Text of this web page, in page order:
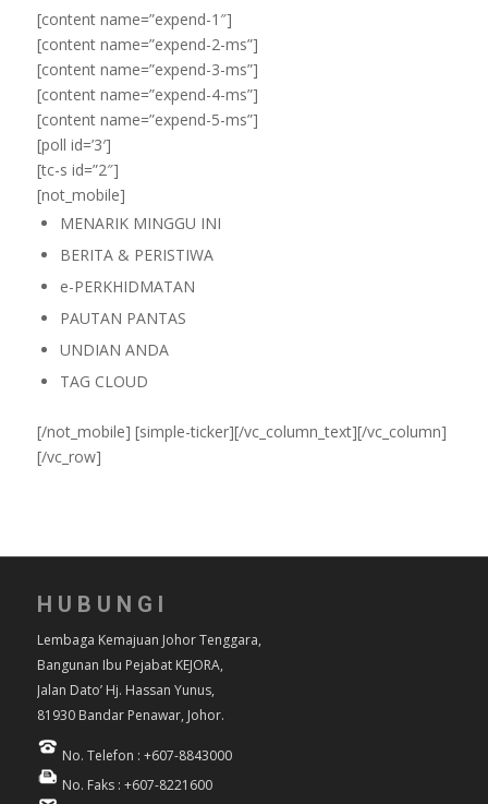
[content name=”expend-1″]
[content name=”expend-2-ms”]
[content name=”expend-3-ms”]
[content name=”expend-4-ms”]
[content name=”expend-5-ms”]
[poll id=’3′]
[tc-s id=”2″]
[not_mobile]
MENARIK MINGGU INI
BERITA & PERISTIWA
e-PERKHIDMATAN
PAUTAN PANTAS
UNDIAN ANDA
TAG CLOUD
[/not_mobile] [simple-ticker][/vc_column_text][/vc_column]
[/vc_row]
HUBUNGI
Lembaga Kemajuan Johor Tenggara,
Bangunan Ibu Pejabat KEJORA,
Jalan Dato’ Hj. Hassan Yunus,
81930 Bandar Penawar, Johor.
No. Telefon : +607-8843000
No. Faks : +607-8221600